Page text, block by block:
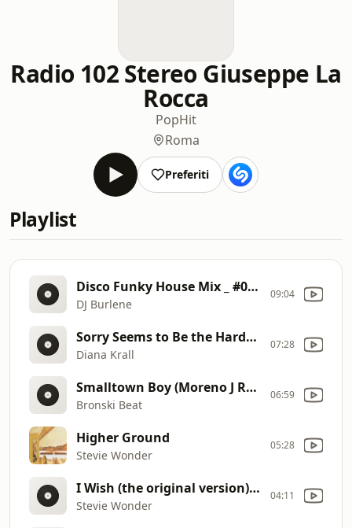
Radio 102 Stereo Giuseppe La
Rocca
PopHit
Roma
Preferiti
Playlist
Disco Funky House Mix _ #02 _ Block & Crown
DJ Burlene
09:04
Sorry Seems to Be the Hardest Word (Cover)
Diana Krall
07:28
Smalltown Boy (Moreno J Remix) (1)
Bronski Beat
06:59
Higher Ground
Stevie Wonder
05:28
I Wish (the original version) (1)
Stevie Wonder
04:11